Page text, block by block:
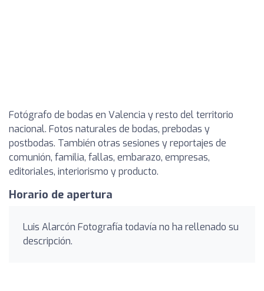
Fotógrafo de bodas en Valencia y resto del territorio
nacional. Fotos naturales de bodas, prebodas y
postbodas. También otras sesiones y reportajes de
comunión, familia, fallas, embarazo, empresas,
editoriales, interiorismo y producto.
Horario de apertura
Luis Alarcón Fotografía todavía no ha rellenado su
descripción.